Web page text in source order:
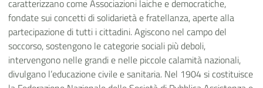
caratterizzano come Associazioni laiche e democratiche,
fondate sui concetti di solidarietà e fratellanza, aperte alla
partecipazione di tutti i cittadini. Agiscono nel campo del
soccorso, sostengono le categorie sociali più deboli,
intervengono nelle grandi e nelle piccole calamità nazionali,
divulgano l’educazione civile e sanitaria. Nel 1904 si costituisce